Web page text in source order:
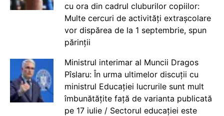
cu ora din cadrul cluburilor copiilor:
Multe cercuri de activități extrașcolare
vor dispărea de la 1 septembrie, spun
părinții
Ministrul interimar al Muncii Dragos
Pîslaru: În urma ultimelor discuții cu
ministrul Educației lucrurile sunt mult
îmbunătățite față de varianta publicată
pe 17 iulie / Sectorul educației este